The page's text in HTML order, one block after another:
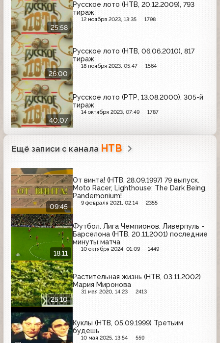
25:58
Русское лото (НТВ, 20.12.2009), 793
тираж
12 ноября 2023, 13:35 1798
26:00
Русское лото (НТВ, 06.06.2010), 817
тираж
18 ноября 2023, 05:47 1564
40:07
Русское лото (РТР, 13.08.2000), 305-й
тираж
14 октября 2023, 07:49 1787
Ещё записи с канала НТВ
09:45
От винта! (НТВ, 28.09.1997) 79 выпуск.
Moto Racer, Lighthouse: The Dark Being,
Pandemonium!
9 февраля 2021, 02:14 2355
18:11
Футбол. Лига Чемпионов. Ливерпуль -
Барселона (НТВ, 20.11.2001) последние
минуты матча
10 октября 2024, 01:09 1449
25:10
Растительная жизнь (НТВ, 03.11.2002)
Мария Миронова
31 мая 2020, 14:23 2413
Куклы (НТВ, 05.09.1999) Третьим
будешь
10 мая 2025, 13:54 559